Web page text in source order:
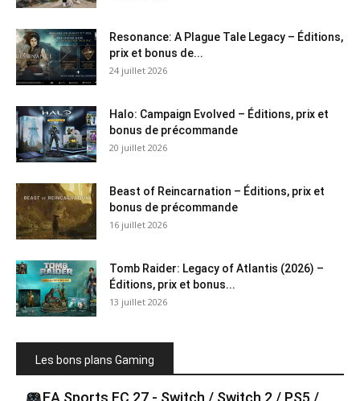
Resonance: A Plague Tale Legacy – Éditions,
prix et bonus de...
24 juillet 2026
Halo: Campaign Evolved – Éditions, prix et
bonus de précommande
20 juillet 2026
Beast of Reincarnation – Éditions, prix et
bonus de précommande
16 juillet 2026
Tomb Raider: Legacy of Atlantis (2026) –
Éditions, prix et bonus...
13 juillet 2026
Les bons plans Gaming
EA Sports FC 27 - Switch / Switch 2 / PS5 /